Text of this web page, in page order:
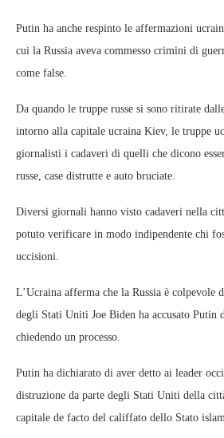
Putin ha anche respinto le affermazioni
cui la Russia aveva commesso crimini di
come false.
Da quando le truppe russe si sono ritirate
intorno alla capitale ucraina Kiev, le truppe
giornalisti i cadaveri di quelli che dicono
russe, case distrutte e auto bruciate.
Diversi giornali hanno visto cadaveri nella
potuto verificare in modo indipendente chi
uccisioni.
L’Ucraina afferma che la Russia è colpevole
degli Stati Uniti Joe Biden ha accusato
chiedendo un processo.
Putin ha dichiarato di aver detto ai leader
distruzione da parte degli Stati Uniti della
capitale de facto del califfato dello Stato